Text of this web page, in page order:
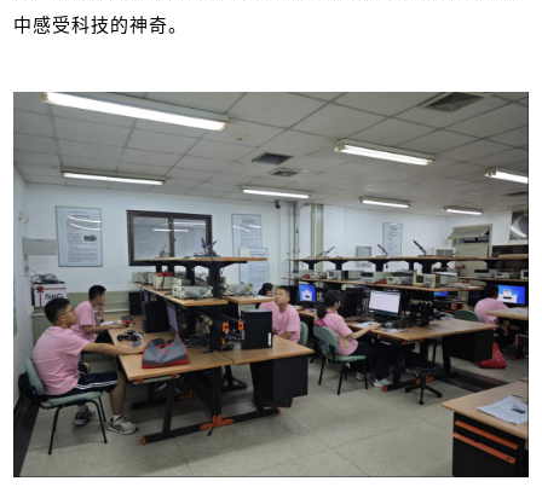
中感受科技的神奇。